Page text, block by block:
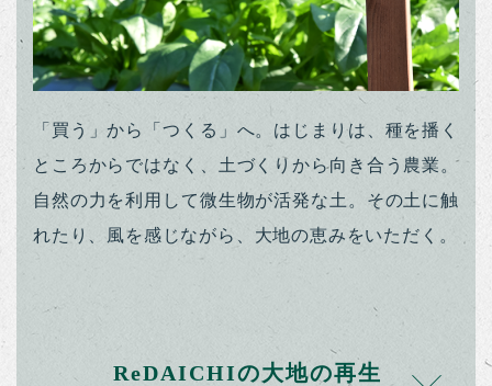
「買う」から「つくる」へ。はじまりは、種を播く
ところからではなく、土づくりから向き合う農業。
自然の力を利用して微生物が活発な土。その土に触
れたり、風を感じながら、大地の恵みをいただく。
ReDAICHIの大地の再生